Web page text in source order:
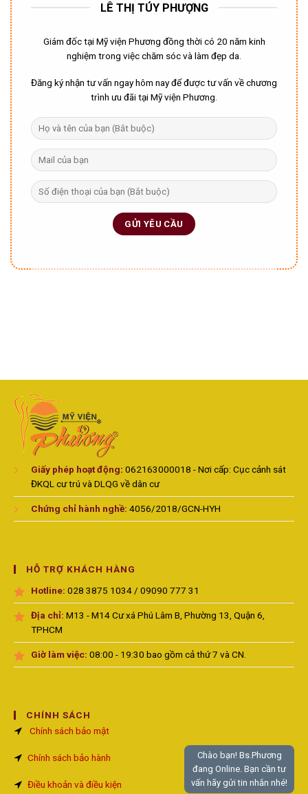
LÊ THỊ TÚY PHƯỢNG
Giám đốc tại Mỹ viện Phương đồng thời có 20 năm kinh
nghiệm trong việc chăm sóc và làm đẹp da.
Đăng ký nhận tư vấn ngay hôm nay để được tư vấn về chương
trình ưu đãi tại Mỹ viện Phương.
Giấy phép hoạt động: 062163000018 - Nơi cấp: Cục cảnh sát
ĐKQL cư trú và DLQG về dân cư
Chứng chỉ hành nghề: 4056/2018/GCN-HYH
HỖ TRỢ KHÁCH HÀNG
Hotline: 028 3875 1034 / 09090 777 31
Địa chỉ: M13 - M14 Cư xá Phú Lâm B, Phường 13, Quận 6,
TPHCM
Giờ làm việc: 08:00 - 19:30 bao gồm cả thứ 7 và CN.
CHÍNH SÁCH
Chính sách bảo mật
Chính sách bảo hành
Điều khoản và điều kiện
Chào bạn! Bs.Phương
đang Online. Bạn cần tư
vấn hãy gửi tin nhắn nhé!